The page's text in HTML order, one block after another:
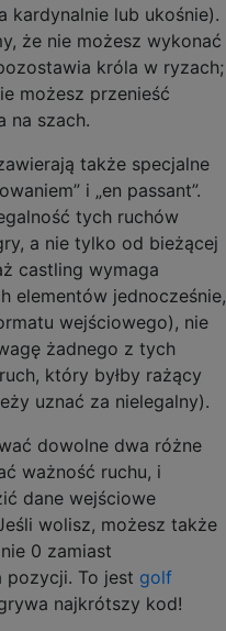
kardynalnie lub ukośnie).
że nie możesz wykonać
króla w ryzach;
możesz przenieść
na szach.
także specjalne
i „en passant”.
tych ruchów
a nie tylko od bieżącej
castling wymaga
elementów jednocześnie,
wejściowego), nie
żadnego z tych
który byłby rażący
uznać za nielegalny).
dowolne dwa różne
ważność ruchu, i
dane wejściowe
wolisz, możesz także
0 zamiast
pozycji. To jest golf
najkrótszy kod!